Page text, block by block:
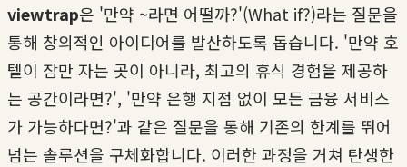
viewtrap은 '만약 ~라면 어떨까?'(What if?)라는 질문을
통해 창의적인 아이디어를 발산하도록 돕습니다. '만약 호
텔이 잠만 자는 곳이 아니라, 최고의 휴식 경험을 제공하
는 공간이라면?', '만약 은행 지점 없이 모든 금융 서비스
가 가능하다면?'과 같은 질문을 통해 기존의 한계를 뛰어
넘는 솔루션을 구체화합니다. 이러한 과정을 거쳐 탄생한